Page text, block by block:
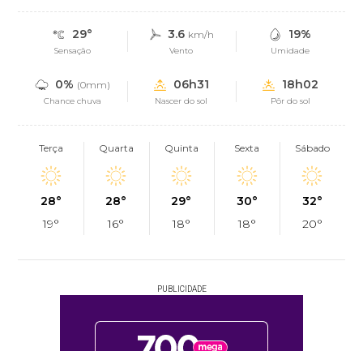
29°
Sensação
3.6 km/h
Vento
19%
Umidade
0% (0mm)
Chance chuva
06h31
Nascer do sol
18h02
Pôr do sol
Terça
28°
19°
Quarta
28°
16°
Quinta
29°
18°
Sexta
30°
18°
Sábado
32°
20°
PUBLICIDADE